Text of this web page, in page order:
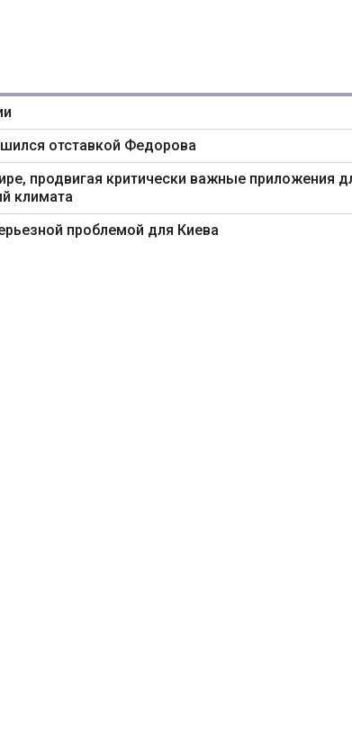
отставкой Федорова
продвигая критически важные приложения
климата
проблемой для Киева